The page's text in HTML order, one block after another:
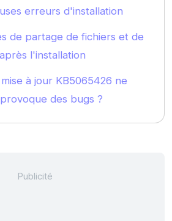
erreurs d'installation
de partage de fichiers et de
l'installation
à jour KB5065426 ne
des bugs ?